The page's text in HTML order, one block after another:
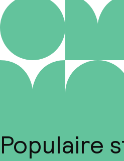
Populaire